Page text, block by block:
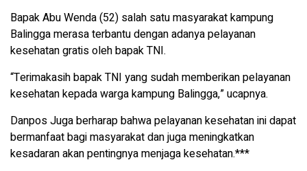
Bapak Abu Wenda (52) salah satu masyarakat kampung
Balingga merasa terbantu dengan adanya pelayanan
kesehatan gratis oleh bapak TNI.
“Terimakasih bapak TNI yang sudah memberikan pelayanan
kesehatan kepada warga kampung Balingga,” ucapnya.
Danpos Juga berharap bahwa pelayanan kesehatan ini dapat
bermanfaat bagi masyarakat dan juga meningkatkan
kesadaran akan pentingnya menjaga kesehatan.***